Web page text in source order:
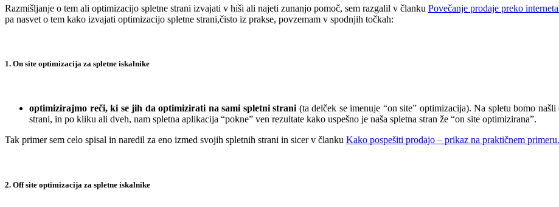
Razmišljanje o tem ali optimizacijo spletne strani izvajati v hiši ali najeti zunanjo pomoč, sem razgalil v članku Povečanje prodaje preko
pa nasvet o tem kako izvajati optimizacijo spletne strani,čisto iz prakse, povzemam v spodnjih točkah:
1. On site optimizacija za spletne iskalnike
optimizirajmo reči, ki se jih da optimizirati na sami spletni strani(ta delček se imenuje “on site” optimizacija). Na spletu bomo
strani, in po kliku ali dveh, nam spletna aplikacija “pokne” ven rezultate kako uspešno je naša spletna stran že “on site optimizirana”.
Tak primer sem celo spisal in naredil za eno izmed svojih spletnih strani in sicer v članku Kako pospešiti prodajo – prikaz na praktičnem primeru.
2. Off site optimizacija za spletne iskalnike